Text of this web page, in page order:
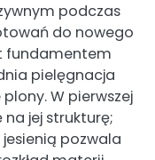
podczas
do nowego
fundamentem
pielęgnacja
W pierwszej
jej strukturę;
pozwala